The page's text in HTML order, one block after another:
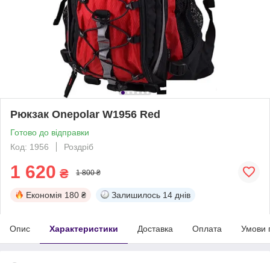
Рюкзак Onepolar W1956 Red
Готово до відправки
Код: 1956
Роздріб
1 620 ₴ 1 800 ₴
Економія 180 ₴ Залишилось 14 днів
Опис Характеристики Доставка Оплата Умови